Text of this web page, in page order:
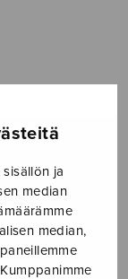
ja
median
median,